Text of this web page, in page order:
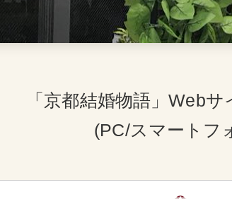
「京都結婚物語」Web
(PC/スマートフ